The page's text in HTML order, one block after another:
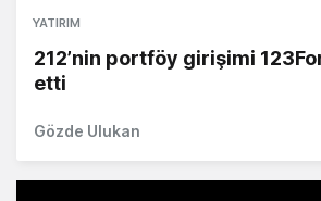
YATIRIM
212’nin portföy girişimi
etti
Gözde Ulukan